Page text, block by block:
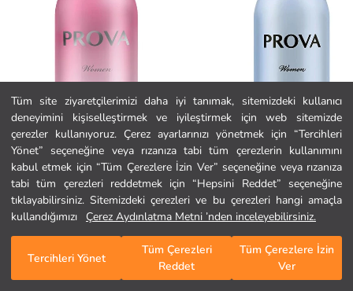
Tüm site ziyaretçilerimizi daha iyi tanımak, sitemizdeki kullanıcı
deneyimini kişiselleştirmek ve iyileştirmek için web sitemizde
çerezler kullanıyoruz. Çerez ayarlarınızı yönetmek için “Tercihleri
Yönet” seçeneğine veya rızanıza tabi tüm çerezlerin kullanımını
kabul etmek için “Tüm Çerezlere İzin Ver” seçeneğine veya rızanıza
tabi tüm çerezleri reddetmek için “Hepsini Reddet” seçeneğine
tıklayabilirsiniz. Sitemizdeki çerezleri ve bu çerezleri hangi amaçla
kullandığımızı
Çerez Aydınlatma Metni ’nden inceleyebilirsiniz.
Tercihleri Yönet
Tüm Çerezleri
Reddet
Tüm Çerezlere İzin
Ver
Ana Sayfa
Kategoriler
Sepetim
Prova
Big Crystal EDP Kadın Parfüm 120 ml
479,00 TL
Prova
See EDP Kadın Parfüm 120 ml
479,00 TL
1